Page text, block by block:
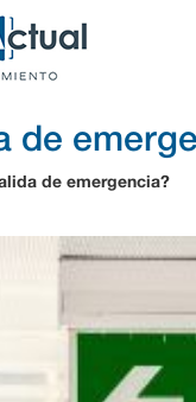
de
de emergencia?